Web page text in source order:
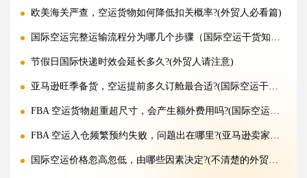
欧美海关严查，空运货物如何降低扣关概率?(外贸人必看篇)
国际空运完整运输流程分为哪几个步骤（国际空运干货知识分享）
节假日国际快递时效会延长多久?(外贸人请注意)
亚马逊旺季备货，空运提前多久订舱最合适?(国际空运干货知识分享)
FBA 空运货物超重超尺寸，会产生额外费用吗?(国际空运干货知识分享)
FBA 空运入仓频繁预约失败，问题出在哪里?(亚马逊卖家请注意)
国际空运价格忽高忽低，由哪些因素决定?(不清楚的外贸人看过来)